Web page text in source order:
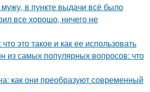
в пункте выдачи всё было
все хорошо, ничего не
это такое и как ее использовать
из самых популярных вопросов: что
как они преобразуют современный